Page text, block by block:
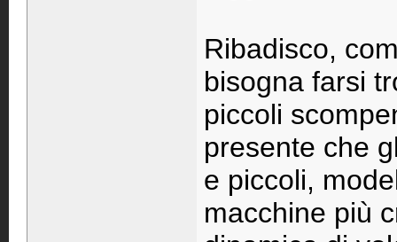
Ribadisco,
bisogna farsi
piccoli
presente che
e piccoli,
macchine più